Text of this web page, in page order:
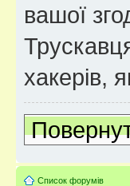
вашої
хакерів,
Список форумів